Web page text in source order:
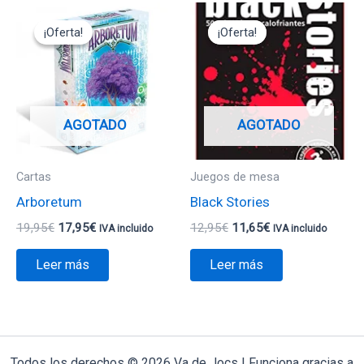
¡Oferta!
AGOTADO
¡Oferta!
Cartas
Arboretum
19,95€
precio
original
era:
19,95€.
17,95€
El
precio
actual
es:
17,95€.
IVA incluido
Leer más
¡Oferta!
AGOTADO
¡Oferta!
Juegos de mesa
Black Stories
12,95€
El
precio
original
era:
12,95€.
11,65€
El
precio
actual
es:
11,65€.
IVA incluido
Leer más